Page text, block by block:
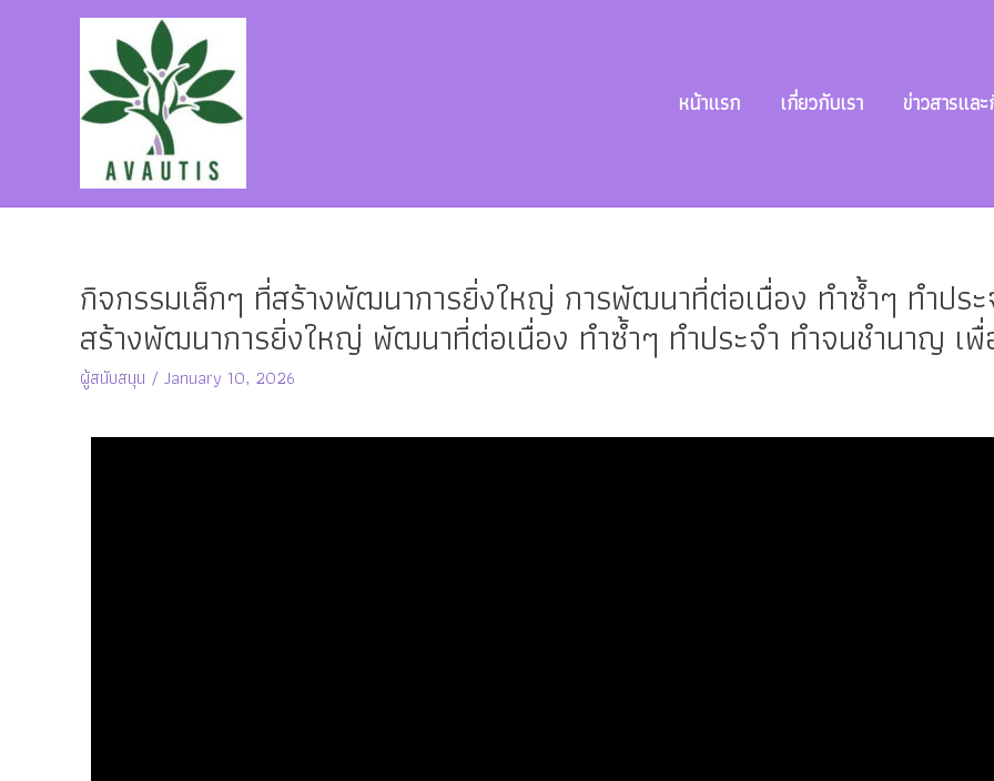
หน้าแรก เกี่ยวกับเรา ข่าวสารแล
กิจกรรมเล็กๆ ที่สร้างพัฒนาการยิ่งใหญ่ การพัฒนาที่ต่อเนื่อง ทำซ้ำๆ ทำปร
สร้างพัฒนาการยิ่งใหญ่ พัฒนาที่ต่อเนื่อง ทำซ้ำๆ ทำประจำ ทำจนชำนาญ เพื่
ผู้สนับสนุน / January 10, 2026